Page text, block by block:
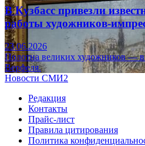
В Кузбасс привезли
работы художников-
23.06.2026
Полотна великих художников —
Верфеля.
Новости СМИ2
Редакция
Контакты
Прайс-лист
Правила цитирования
Политика